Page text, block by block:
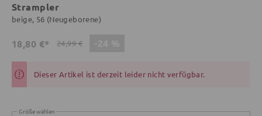
Strampler
beige, 56 (Neugeborene)
18,80 €* 24,99 €
Dieser Artikel ist derzeit leider nicht verfügbar.
Größe wählen